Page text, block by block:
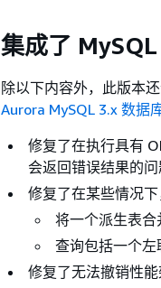
集成了
除以下内容外，此版本
Aurora MySQL 3.x 数据
修复了在执行具有
会返回错误结果的
修复了在某些情况
将一个派生表合
查询包括一个左
修复了无法撤销性